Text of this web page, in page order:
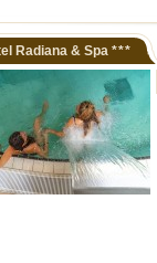
Radiana & Spa ***